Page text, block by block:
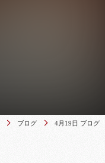
ブログ 4月19日 ブログ